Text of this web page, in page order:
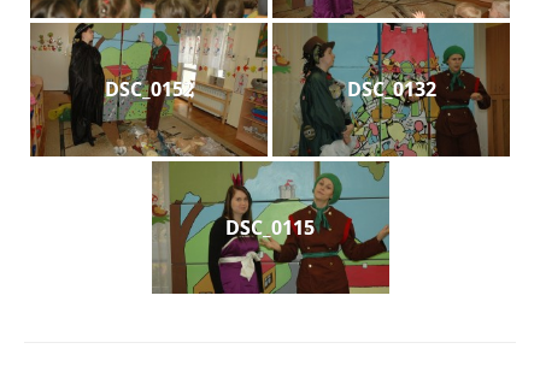
DSC_0152 DSC_0132
DSC_0115